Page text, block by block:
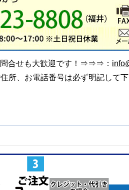
合せも大歓迎です！⇒⇒⇒：
所、お電話番号は必ず明記して